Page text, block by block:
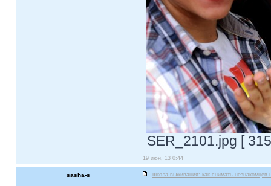
SER_2101.jpg [
19 июн, 13 0:44
sasha-s школа выживания: как снимать незнакомцев